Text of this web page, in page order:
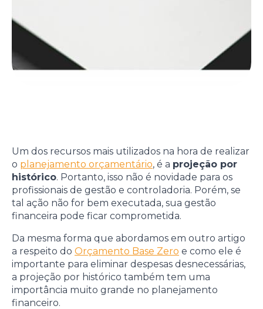
Um dos recursos mais utilizados na hora de realizar
o planejamento orçamentário, é a projeção por
histórico. Portanto, isso não é novidade para os
profissionais de gestão e controladoria. Porém, se
tal ação não for bem executada, sua gestão
financeira pode ficar comprometida.
Da mesma forma que abordamos em outro artigo
a respeito do Orçamento Base Zero e como ele é
importante para eliminar despesas desnecessárias,
a projeção por histórico também tem uma
importância muito grande no planejamento
financeiro.